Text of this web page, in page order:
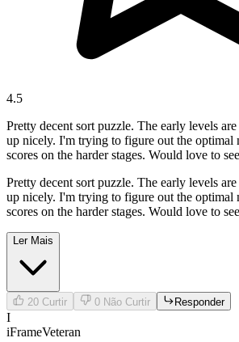
4.5
Pretty decent sort puzzle. The early levels
up nicely. I'm trying to figure out the optimal
scores on the harder stages. Would love to
Pretty decent sort puzzle. The early levels
up nicely. I'm trying to figure out the optimal
scores on the harder stages. Would love to
Ler Mais
20 Curtir 0 Não Curtir Responder
I
iFrameVeteran